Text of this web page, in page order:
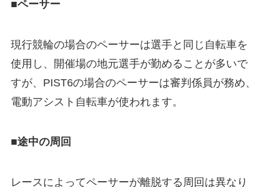
■ペーサー
現行競輪の場合のペーサーは選手と同じ自転車を
使用し、開催場の地元選手が勤めることが多いで
すが、PIST6の場合のペーサーは審判係員が務め、
電動アシスト自転車が使われます。
■途中の周回
レースによってペーサーが離脱する周回は異なり